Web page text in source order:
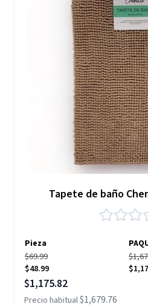
Tapete de baño
Pieza
$69.99
$48.99
Precio especial
$1,175.82
Precio habitual$1,679.76